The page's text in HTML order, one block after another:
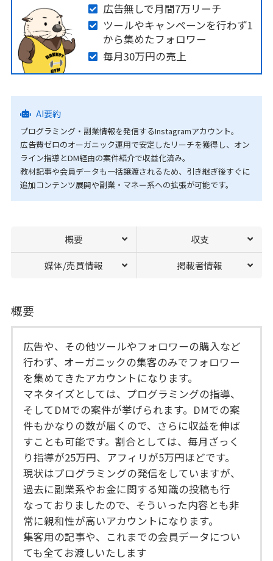
広告無しで月間7万リーチ
ツールやキャンペーンを行わず1
から集めたフォロワー
毎月30万円の売上
AI要約
プログラミング・副業情報を発信するInstagramアカウント。
広告費ゼロのオーガニック運用で安定したリーチを獲得し、オン
ライン指導とDM経由の案件紹介で収益化済み。
教材記事や会員データも一括譲渡されるため、引き継ぎ後すぐに
追加コンテンツ展開や副業・マネー系への拡張が可能です。
概要 収支
媒体/売買情報 掲載者情報
概要
広告や、その他ツールやフォロワーの購入など
行わず、オーガニックの集客のみでフォロワー
を集めてきたアカウントになります。
マネタイズとしては、プログラミングの指導、
そしてDMでの案件が挙げられます。DMでの案
件もかなりの数が届くので、さらに収益を伸ば
すことも可能です。割合としては、毎月ざっく
り指導が25万円、アフィリが5万円ほどです。
現状はプログラミングの発信をしていますが、
過去に副業系やお金に関する知識の投稿も行
なっておりましたので、そういった内容とも非
常に親和性が高いアカウントになります。
集客用の記事や、これまでの会員データについ
ても全てお渡しいたします